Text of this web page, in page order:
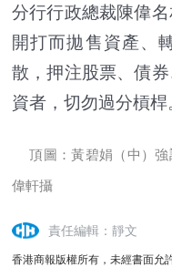
分行行政總裁陳偉
開打而拋售資產、
散，押注股票、債
資者，切勿過分槓桿
頂圖：黃碧娟（中）
偉軒攝
責任編輯：靜文
香港商報版權所有，未經書面允